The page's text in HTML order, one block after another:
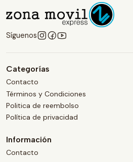
Síguenos
Categorías
Contacto
Términos y Condiciones
Politica de reembolso
Política de privacidad
Información
Contacto